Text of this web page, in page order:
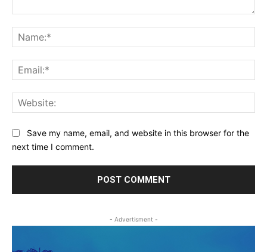
Save my name, email, and website in this browser for the
next time I comment.
- Advertisment -